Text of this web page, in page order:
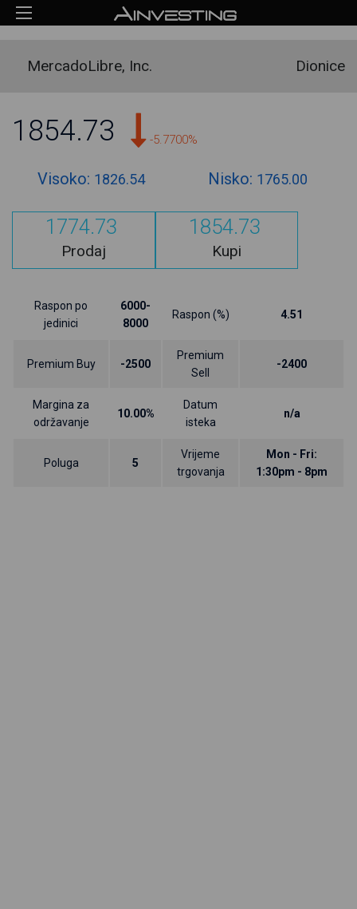
MercadoLibre, Inc. Dionice
1854.73 -5.7700%
Visoko: 1826.54 Nisko: 1765.00
1774.73
Prodaj
1854.73
Kupi
Raspon po
jedinici
6000-
8000
Raspon (%) 4.51
Premium Buy -2500
Premium
Sell
-2400
Margina za
održavanje
10.00%
Datum
isteka
n/a
Poluga 5
Vrijeme
trgovanja
Mon - Fri:
1:30pm - 8pm